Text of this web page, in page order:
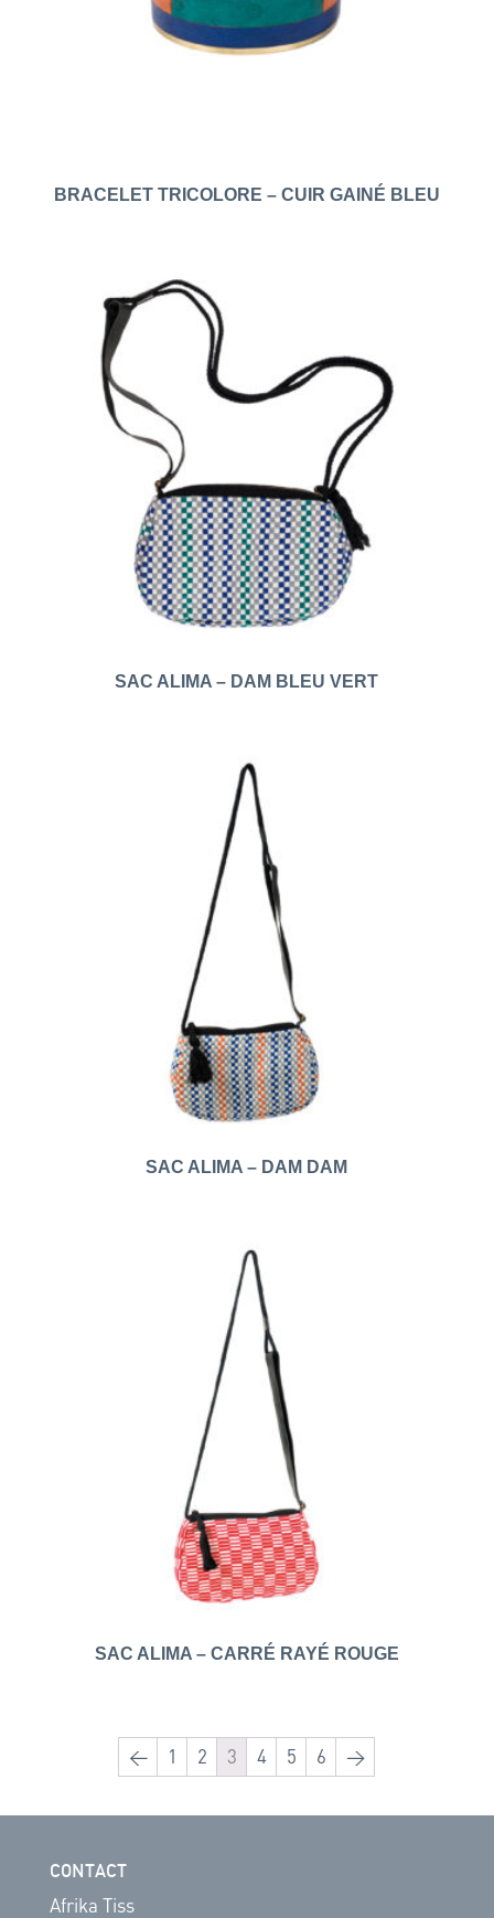
BRACELET TRICOLORE – CUIR GAINÉ BLEU
SAC ALIMA – DAM BLEU VERT
SAC ALIMA – DAM DAM
SAC ALIMA – CARRÉ RAYÉ ROUGE
← 1 2 3 4 5 6 →
CONTACT
Afrika Tiss